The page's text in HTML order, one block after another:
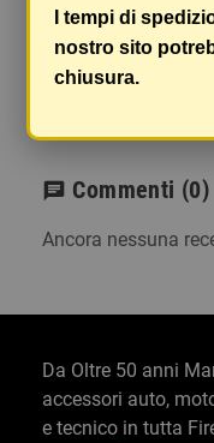
caso di oggetti
Le scatole
ampie e i vostri
chat Commenti (0)
Ancora nessuna
I tempi di
nostro sito
chiusura.
Da Oltre 50 anni
accessori auto,
e tecnico in tutta